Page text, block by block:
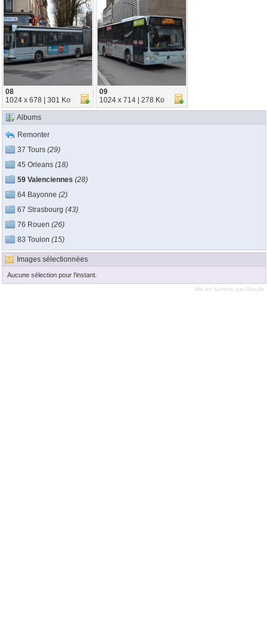
08
1024 x 678 | 301 Ko
09
1024 x 714 | 278 Ko
Albums
Remonter
37 Tours (29)
45 Orleans (18)
59 Valenciennes (28)
64 Bayonne (2)
67 Strasbourg (43)
76 Rouen (26)
83 Toulon (15)
Images sélectionnées
Aucune sélection pour l'instant.
Mis en lumière par Albulle